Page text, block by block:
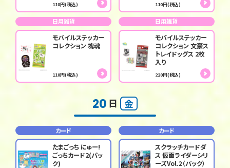
110円(税込) 110円(税込)
日用雑貨
モバイルステッカー
コレクション 塊魂
110円(税込)
日用雑貨
モバイルステッカー
コレクション 文豪ス
トレイドッグス 2枚
入り
220円(税込)
20 日 金
カード
たまごっち にゅー!
ごっちカード2(パッ
ク)
カード
スクラッチカードダ
ス 仮面ライダーシリ
ーズVol.2（パック）